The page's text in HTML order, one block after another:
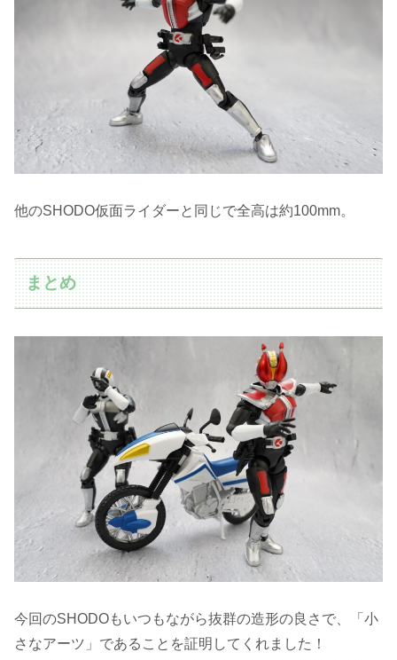
他のSHODO仮面ライダーと同じで全高は約100mm。
まとめ
今回のSHODOもいつもながら抜群の造形の良さで、「小
さなアーツ」であることを証明してくれました！